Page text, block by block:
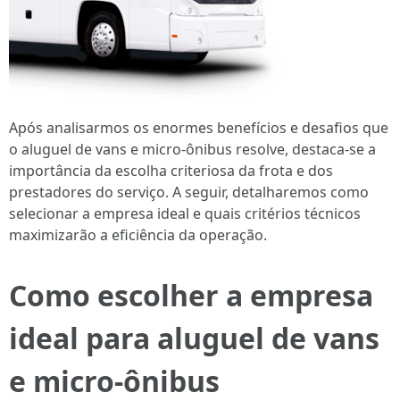
Após analisarmos os enormes benefícios e desafios que
o aluguel de vans e micro-ônibus resolve, destaca-se a
importância da escolha criteriosa da frota e dos
prestadores do serviço. A seguir, detalharemos como
selecionar a empresa ideal e quais critérios técnicos
maximizarão a eficiência da operação.
Como escolher a empresa
ideal para aluguel de vans
e micro-ônibus